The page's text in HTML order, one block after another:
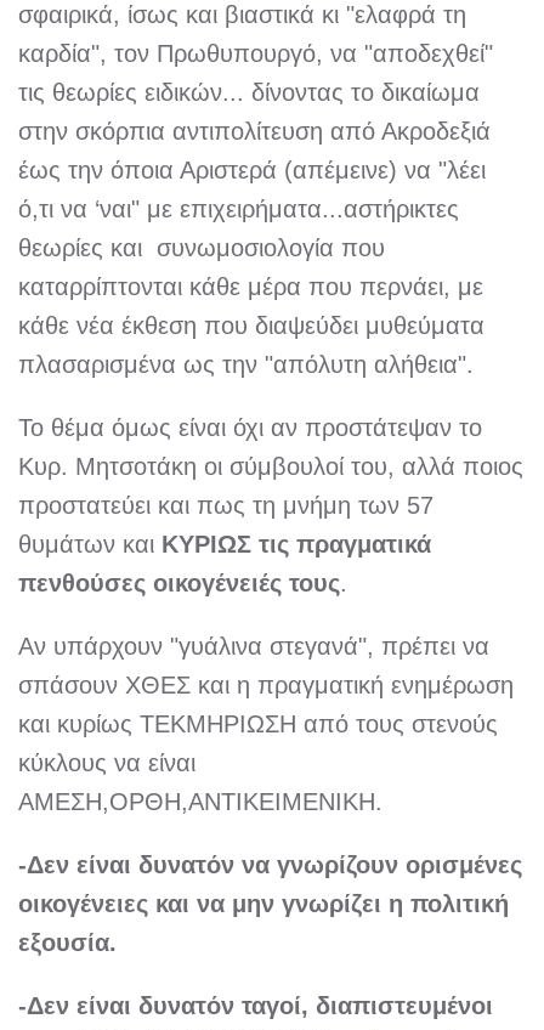
σφαιρικά, ίσως και βιαστικά κι "ελαφρά τη
καρδία", τον Πρωθυπουργό, να "αποδεχθεί"
τις θεωρίες ειδικών... δίνοντας το δικαίωμα
στην σκόρπια αντιπολίτευση από Ακροδεξιά
έως την όποια Αριστερά (απέμεινε) να "λέει
ό,τι να ‘ναι" με επιχειρήματα...αστήρικτες
θεωρίες και συνωμοσιολογία που
καταρρίπτονται κάθε μέρα που περνάει, με
κάθε νέα έκθεση που διαψεύδει μυθεύματα
πλασαρισμένα ως την "απόλυτη αλήθεια".
Το θέμα όμως είναι όχι αν προστάτεψαν το
Κυρ. Μητσοτάκη οι σύμβουλοί του, αλλά ποιος
προστατεύει και πως τη μνήμη των 57
θυμάτων και ΚΥΡΙΩΣ τις πραγματικά
πενθούσες οικογένειές τους.
Αν υπάρχουν "γυάλινα στεγανά", πρέπει να
σπάσουν ΧΘΕΣ και η πραγματική ενημέρωση
και κυρίως ΤΕΚΜΗΡΙΩΣΗ από τους στενούς
κύκλους να είναι
ΑΜΕΣΗ,ΟΡΘΗ,ΑΝΤΙΚΕΙΜΕΝΙΚΗ.
-Δεν είναι δυνατόν να γνωρίζουν ορισμένες
οικογένειες και να μην γνωρίζει η πολιτική
εξουσία.
-Δεν είναι δυνατόν ταγοί, διαπιστευμένοι